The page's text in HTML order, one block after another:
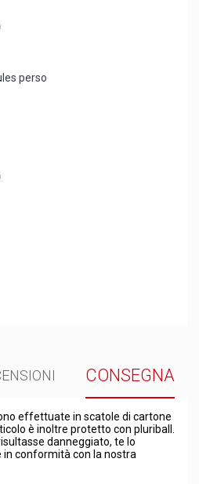
perso
CONSEGNA
effettuate in scatole di cartone
è inoltre protetto con pluriball.
danneggiato, te lo
conformità con la nostra